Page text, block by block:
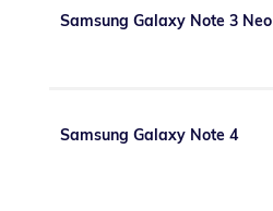
Samsung Galaxy Note 3 Neo
Samsung Galaxy Note 4